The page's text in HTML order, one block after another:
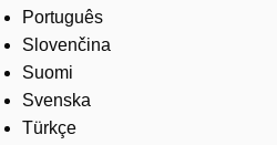
Português
Slovenčina
Suomi
Svenska
Türkçe